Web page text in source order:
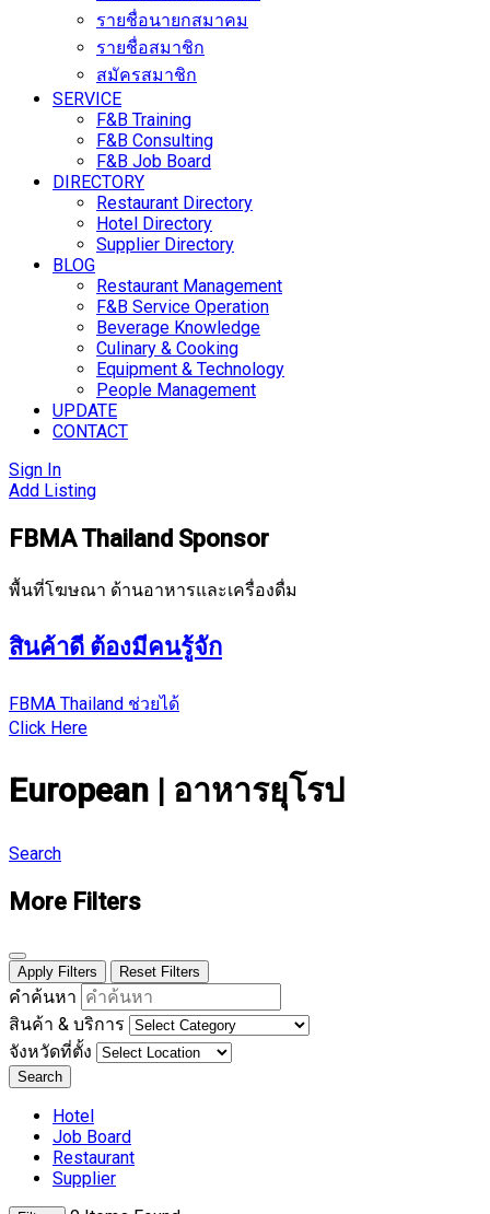
รายชื่อนายกสมาคม
รายชื่อสมาชิก
สมัครสมาชิก
SERVICE
F&B Training
F&B Consulting
F&B Job Board
DIRECTORY
Restaurant Directory
Hotel Directory
Supplier Directory
BLOG
Restaurant Management
F&B Service Operation
Beverage Knowledge
Culinary & Cooking
Equipment & Technology
People Management
UPDATE
CONTACT
Sign In
Add Listing
FBMA Thailand Sponsor
พื้นที่โฆษณา ด้านอาหารและเครื่องดื่ม
สินค้าดี ต้องมีคนรู้จัก
FBMA Thailand ช่วยได้
Click Here
European | อาหารยุโรป
Search
More Filters
Apply Filters Reset Filters
คำค้นหา
สินค้า & บริการ
จังหวัดที่ตั้ง
Search
Hotel
Job Board
Restaurant
Supplier